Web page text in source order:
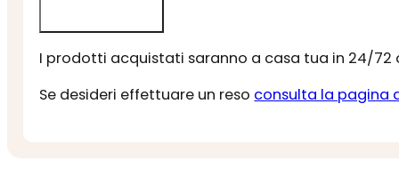
I prodotti acquistati saranno a casa tua in 24/72
Se desideri effettuare un reso consulta la pagina